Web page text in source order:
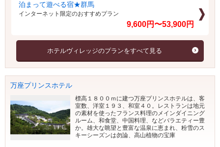
泊まって遊べる宿★群馬
インターネット限定のおすすめプラン
9,600円〜53,900円
ホテルヴィレッジのプランをすべて見る
万座プリンスホテル
標高１８００ｍに建つ万座プリンスホテルは、客
室数、洋室１９３、和室４０。レストランは地元
の素材を使ったフランス料理のメインダイニング
ルーム、和食堂、中国料理、などバラエティー豊
か。雄大な眺望と豊富な温泉に恵まれ、粉雪のス
キーシーズンは勿論、高山植物の宝庫